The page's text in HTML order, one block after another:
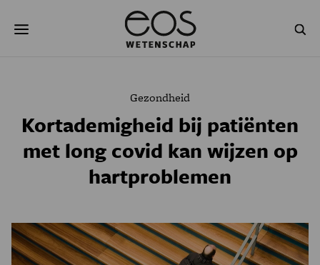
naar
NATUURWETENSCHAPPEN GESCHIEDENIS
PSYCHE & BREIN BLOGS
PODCAST AGENDA
JONGE UITDAGERS
Gezondheid
Kortademigheid bij patiënten
met long covid kan wijzen op
hartproblemen